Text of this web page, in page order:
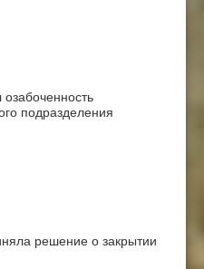
подразделения
решение о закрытии